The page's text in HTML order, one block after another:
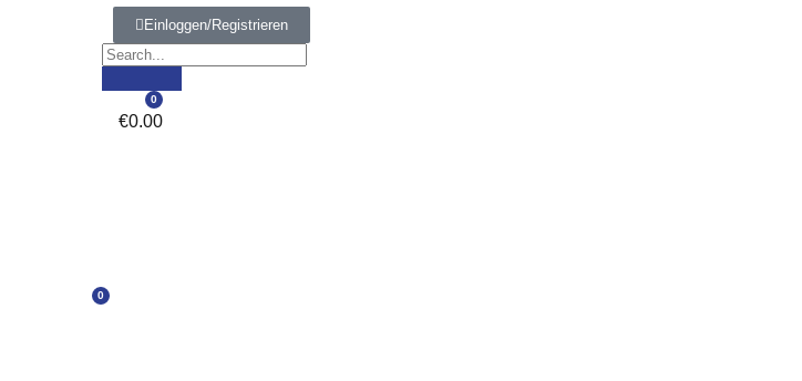
Einloggen/Registrieren
0
€0.00
0